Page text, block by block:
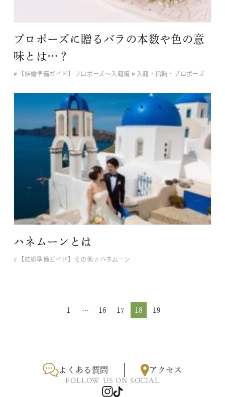
プロポーズに贈るバラの本数や色の意
味とは…？
【結婚準備ガイド】プロポーズ〜入籍編 入籍・指輪・プロポーズ
ハネムーンとは
【結婚準備ガイド】その他 ハネムーン
1 … 16 17 18 19
よくある質問 アクセス
FOLLOW US ON SOCIAL